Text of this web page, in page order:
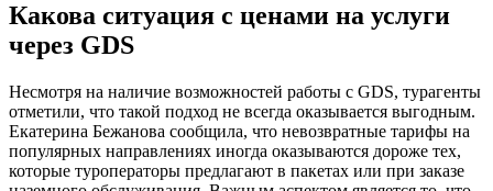
Какова ситуация с ценами на услуги
через GDS
Несмотря на наличие возможностей работы с GDS, турагенты
отметили, что такой подход не всегда оказывается выгодным.
Екатерина Бежанова сообщила, что невозвратные тарифы на
популярных направлениях иногда оказываются дороже тех,
которые туроператоры предлагают в пакетах или при заказе